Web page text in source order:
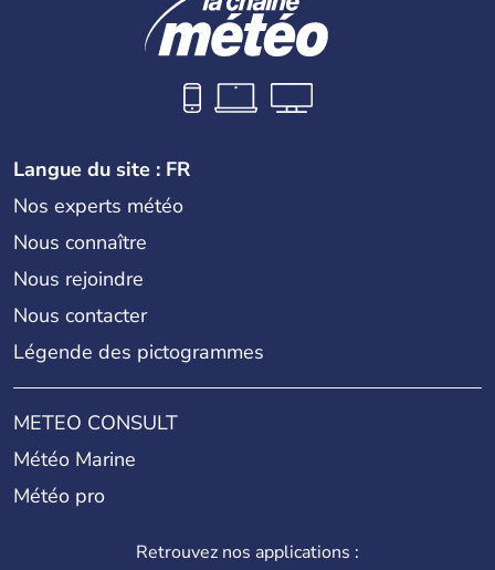
Langue du site : FR
Nos experts météo
Nous connaître
Nous rejoindre
Nous contacter
Légende des pictogrammes
METEO CONSULT
Météo Marine
Météo pro
Retrouvez nos applications :